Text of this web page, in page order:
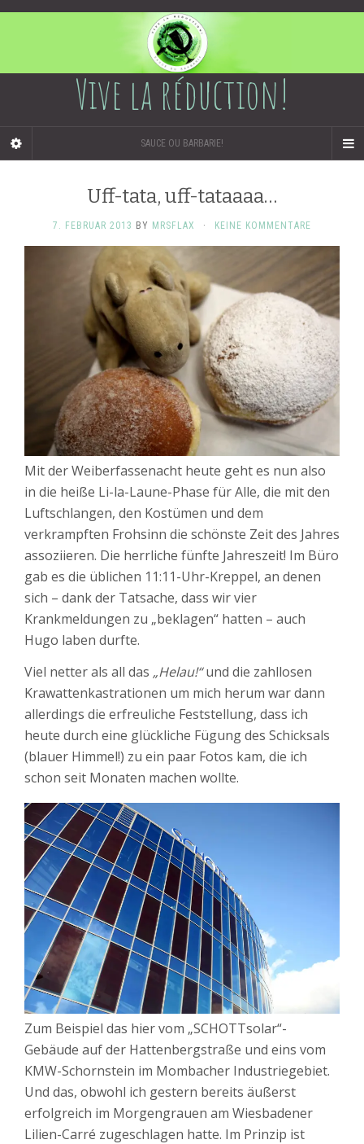
Vive la réduction!
SAUCE OU BARBARIE!
Uff-tata, uff-tataaaa…
7. FEBRUAR 2013 BY MRSFLAX · KEINE KOMMENTARE
Mit der Weiberfassenacht heute geht es nun also
in die heiße Li-la-Laune-Phase für Alle, die mit den
Luftschlangen, den Kostümen und dem
verkrampften Frohsinn die schönste Zeit des Jahres
assoziieren. Die herrliche fünfte Jahreszeit! Im Büro
gab es die üblichen 11:11-Uhr-Kreppel, an denen
sich – dank der Tatsache, dass wir vier
Krankmeldungen zu „beklagen“ hatten – auch
Hugo laben durfte.
Viel netter als all das „Helau!“und die zahllosen
Krawattenkastrationen um mich herum war dann
allerdings die erfreuliche Feststellung, dass ich
heute durch eine glückliche Fügung des Schicksals
(blauer Himmel!) zu ein paar Fotos kam, die ich
schon seit Monaten machen wollte.
Zum Beispiel das hier vom „SCHOTTsolar“-
Gebäude auf der Hattenbergstraße und eins vom
KMW-Schornstein im Mombacher Industriegebiet.
Und das, obwohl ich gestern bereits äußerst
erfolgreich im Morgengrauen am Wiesbadener
Lilien-Carré zugeschlagen hatte. Im Prinzip ist